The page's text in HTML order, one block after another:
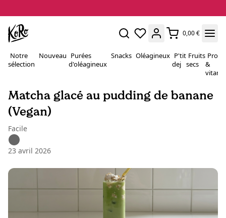
0,00 €
Notre
sélection
Nouveau Purées
d'oléagineux
Snacks Oléagineux P'tit
dej
Fruits
secs
&
Matcha glacé au pudding de banane
(Vegan)
Facile
23 avril 2026